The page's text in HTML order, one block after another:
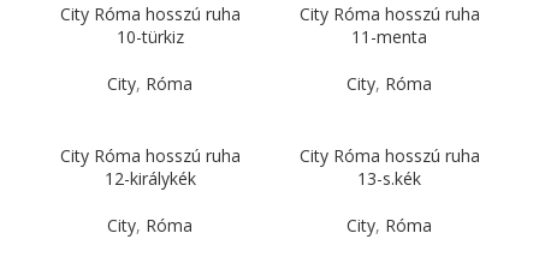
City Róma hosszú ruha
10-türkiz
City, Róma
City Róma hosszú ruha
11-menta
City, Róma
City Róma hosszú ruha
12-királykék
City, Róma
City Róma hosszú ruha
13-s.kék
City, Róma